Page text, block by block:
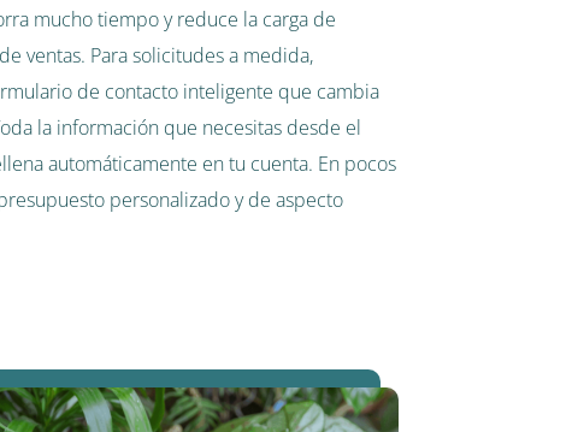
mucho tiempo y reduce la carga de
ventas. Para solicitudes a medida,
de contacto inteligente que cambia
la información que necesitas desde el
automáticamente en tu cuenta. En pocos
personalizado y de aspecto